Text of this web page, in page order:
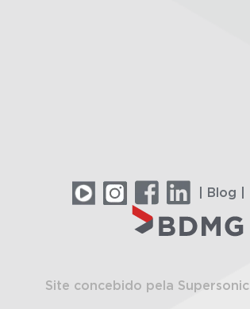
| Blog |
Site concebido pela Supersonic